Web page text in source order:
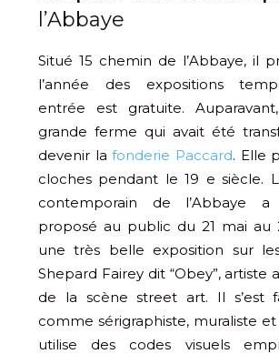
l’Abbaye
Situé 15 chemin de l’Abbaye, il
l’année des expositions
entrée est gratuite.
grande ferme qui avait été
devenir lafonderie Paccard. Elle
cloches pendant le 19 e siècle.
contemporain de l’Abbaye a
proposé au public du 21 mai au
une très belle exposition sur
Shepard Fairey dit “Obey”, artiste
de la scène street art. Il s’est
comme sérigraphiste, muraliste
utilise des codes visuels